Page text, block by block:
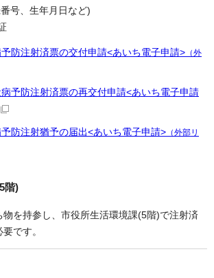
号、生年月日など)
予防注射済票の交付申請<あいち電子申請> （外
病予防注射済票の再交付申請<あいち電子申請
予防注射猶予の届出<あいち電子申請> （外部リ
階)
物を持参し、市役所生活環境課(5階)で注射済
です。